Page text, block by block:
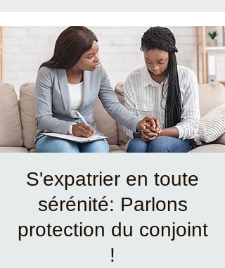
S'expatrier en toute
sérénité: Parlons
protection du conjoint
!